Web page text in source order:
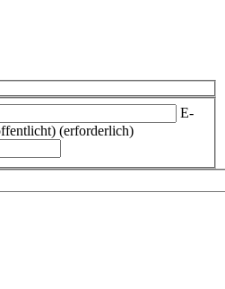
E-
(erforderlich)